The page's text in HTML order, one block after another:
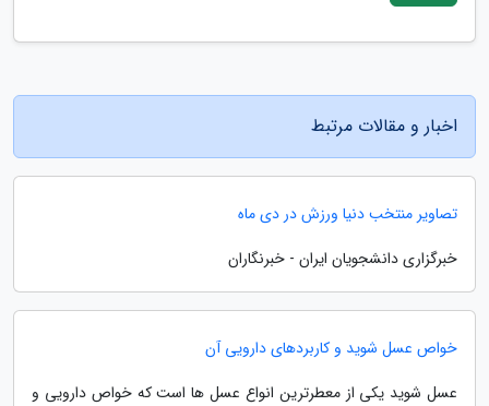
اخبار و مقالات مرتبط
تصاویر منتخب دنیا ورزش در دی ماه
خبرگزاری دانشجویان ایران - خبرنگاران
خواص عسل شوید و کاربردهای دارویی آن
عسل شوید یکی از معطرترین انواع عسل ها است که خواص دارویی و